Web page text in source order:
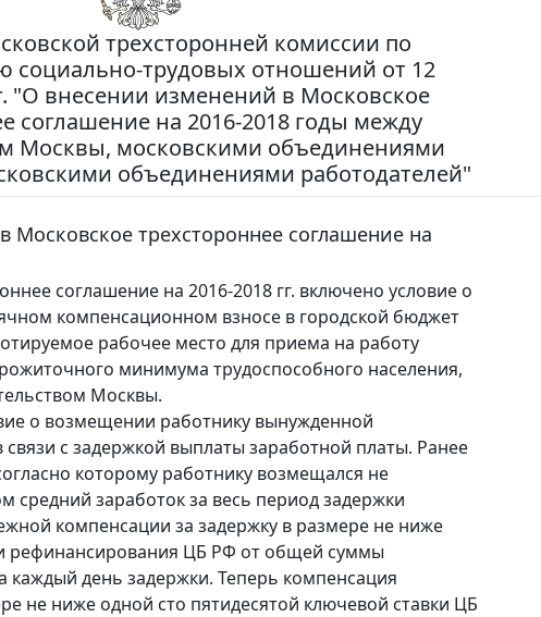
трехсторонней комиссии по
социально-трудовых отношений от 12
"О внесении изменений в Московское
соглашение на 2016-2018 годы между
Москвы, московскими объединениями
объединениями работодателей"
Московское трехстороннее соглашение на
соглашение на 2016-2018 гг. включено условие о
компенсационном взносе в городской бюджет
рабочее место для приема на работу
минимума трудоспособного населения,
Москвы.
о возмещении работнику вынужденной
с задержкой выплаты заработной платы. Ранее
которому работнику возмещался не
средний заработок за весь период задержки
компенсации за задержку в размере не ниже
рефинансирования ЦБ РФ от общей суммы
каждый день задержки. Теперь компенсация
не ниже одной сто пятидесятой ключевой ставки ЦБ